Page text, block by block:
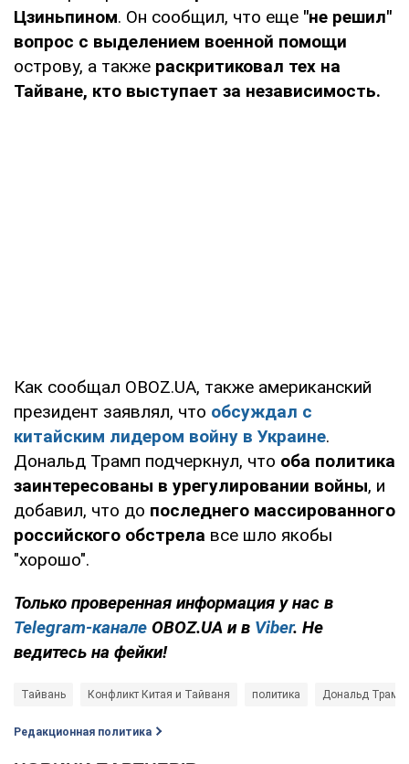
Цзиньпином. Он сообщил, что еще "не решил"
вопрос с выделением военной помощи
острову, а также раскритиковал тех на
Тайване, кто выступает за независимость.
Как сообщал OBOZ.UA, также американский
президент заявлял, что обсуждал с
китайским лидером войну в Украине.
Дональд Трамп подчеркнул, что оба политика
заинтересованы в урегулировании войны, и
добавил, что до последнего массированного
российского обстрела все шло якобы
"хорошо".
Только проверенная информация у нас в
Telegram-канале OBOZ.UA и в Viber. Не
ведитесь на фейки!
Тайвань Конфликт Китая и Тайваня политика Дональд Трамп
Редакционная политика